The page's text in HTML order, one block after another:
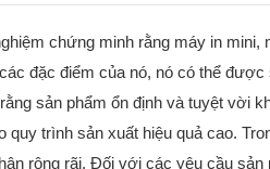
chứng minh rằng máy in
đặc điểm của nó, nó có thể
sản phẩm ổn định và tuyệt vời
quy trình sản xuất hiệu quả cao.
rộng rãi. Đối với các yêu cầu